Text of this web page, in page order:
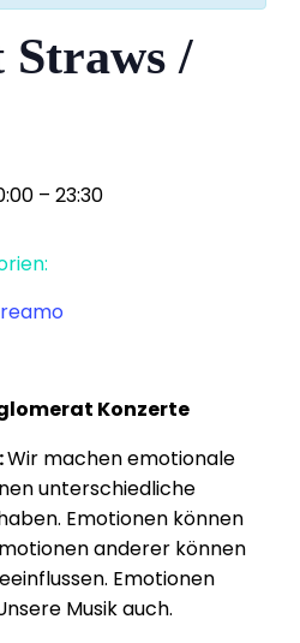
/
– 23:30
Konzerte
Wir machen emotionale
unterschiedliche
Emotionen können
anderer können
Emotionen
Musik auch.